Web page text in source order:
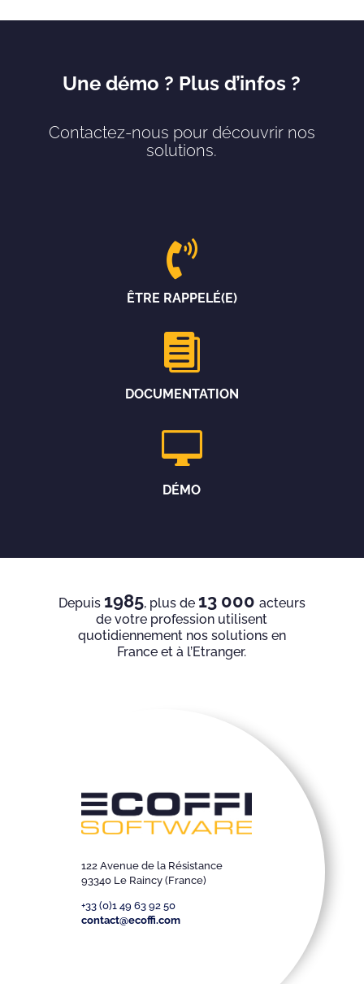
Une démo ? Plus d’infos ?
Contactez-nous pour découvrir nos
solutions.

ÊTRE RAPPELÉ(E)

DOCUMENTATION

DÉMO
Depuis 1985, plus de 13 000 acteurs
de votre profession utilisent
quotidiennement nos solutions en
France et à l’Etranger.
122 Avenue de la Résistance
93340 Le Raincy (France)
+33 (0)1 49 63 92 50
contact@ecoffi.com